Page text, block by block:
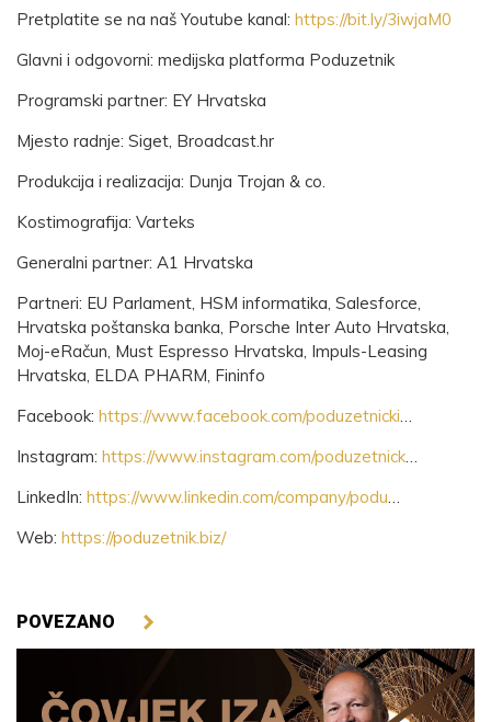
Pretplatite se na naš Youtube kanal: https://bit.ly/3iwjaM0​​​
Glavni i odgovorni: medijska platforma Poduzetnik
Programski partner: EY Hrvatska
Mjesto radnje: Siget, Broadcast.hr
Produkcija i realizacija: Dunja Trojan & co.
Kostimografija: Varteks
Generalni partner: A1 Hrvatska
Partneri: EU Parlament, HSM informatika, Salesforce,
Hrvatska poštanska banka, Porsche Inter Auto Hrvatska,
Moj-eRačun, Must Espresso Hrvatska, Impuls-Leasing
Hrvatska, ELDA PHARM, Fininfo
Facebook: https://www.facebook.com/poduzetnicki​​​​…
Instagram: https://www.instagram.com/poduzetnick​​​​…
LinkedIn: https://www.linkedin.com/company/podu​​​​…
Web: https://poduzetnik.biz/​
POVEZANO